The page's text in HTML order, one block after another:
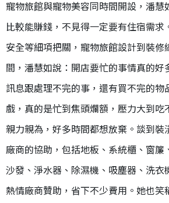
寵物旅館與寵物美容同時間開設，潘慧
比較能賺錢，不見得一定要有住宿需求
安全等細項把關，寵物旅館設計到裝修
間，潘慧如說：開店要忙的事情真的好
訊息跟處理不完的事，還有買不完的物
戲，真的是忙到焦頭爛額，壓力大到吃
親力親為，好多時間都想放棄。談到裝
廠商的協助，包括地板、系統櫃、窗簾
沙發、淨水器、除濕機、吸塵器、洗衣
熱情廠商贊助，省下不少費用。她也笑